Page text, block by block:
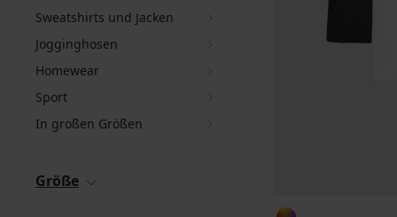
Sweatshirts und Jacken
Jogginghosen
Homewear
Sport
In großen Größen
Größe